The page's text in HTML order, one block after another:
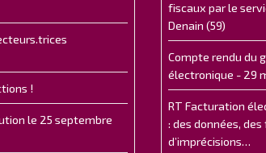
!
le 25 septembre
fiscaux par le
Denain (59)
Compte rendu du
électronique - 29
RT Facturation
: des données,
d’imprécisions…